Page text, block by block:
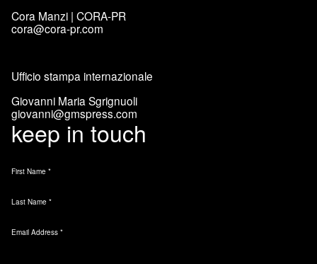
Cora Manzi | CORA-PR
cora@cora-pr.com
Ufficio stampa internazionale
Giovanni Maria Sgrignuoli
giovanni@gmspress.com
keep in touch
First Name *
Last Name *
Email Address *